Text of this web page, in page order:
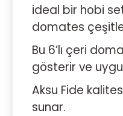
ideal bir hobi
domates
Bu 6’lı çeri
gösterir ve
Aksu Fide
sunar.